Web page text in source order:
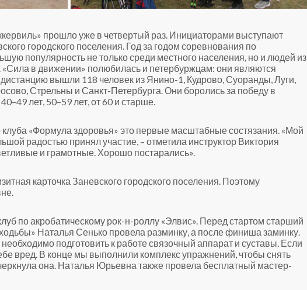
прошло уже в четвертый раз. Инициаторами выступают
городского поселения. Год за годом соревнования по
популярность не только среди местного населения, но и людей из
«Сила в движении» полюбилась и петербуржцам: они являются
вышли 118 человек из Янино-1, Кудрово, Суоранды, Луги,
Стрельны и Санкт-Петербурга. Они боролись за победу в
лет, 50–59 лет, от 60 и старше.
«Формула здоровья» это первые масштабные состязания. «Мой
радостью принял участие, – отметила инструктор Виктория
и грамотные. Хорошо постарались».
карточка Заневского городского поселения. Поэтому
по акробатическому рок-н-роллу «Элвис». Перед стартом старший
Наталья Сенько провела разминку, а после финиша заминку.
подготовить к работе связочный аппарат и суставы. Если
вред. В конце мы выполнили комплекс упражнений, чтобы снять
она. Наталья Юрьевна также провела бесплатный мастер-